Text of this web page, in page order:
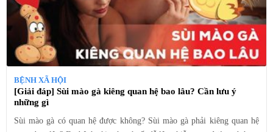
BỆNH XÃ HỘI
[Giải đáp] Sùi mào gà kiêng quan hệ bao lâu? Cần lưu ý
những gì
Sùi mào gà có quan hệ được không? Sùi mào gà phải kiêng quan hệ